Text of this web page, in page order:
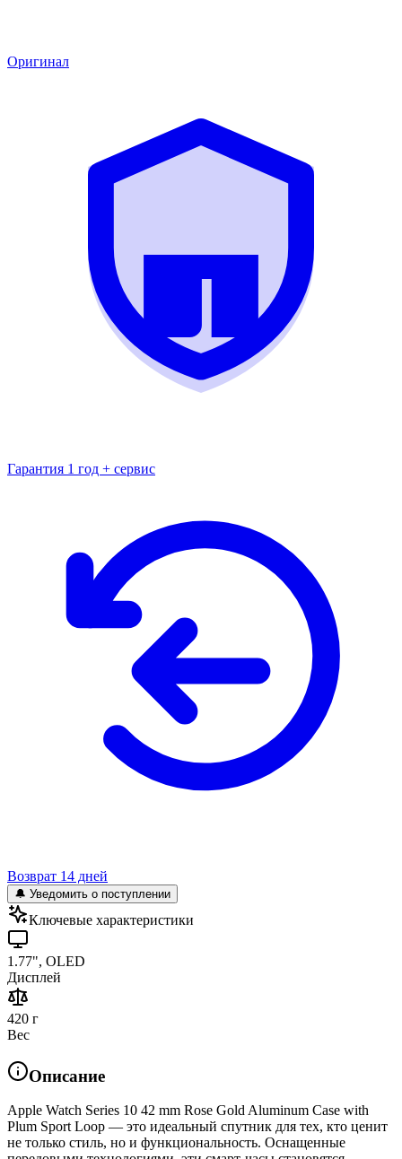
Оригинал
Гарантия 1 год + сервис
Возврат 14 дней
🔔 Уведомить о поступлении
Ключевые характеристики
1.77", OLED
Дисплей
420 г
Вес
Описание
Apple Watch Series 10 42 mm Rose Gold Aluminum Case with
Plum Sport Loop — это идеальный спутник для тех, кто ценит
не только стиль, но и функциональность. Оснащенные